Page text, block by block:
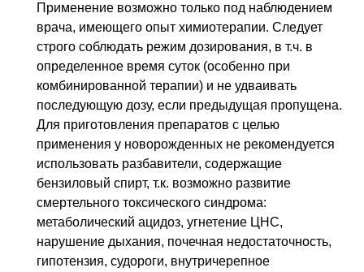
Применение возможно только под наблюдением
врача, имеющего опыт химиотерапии. Следует
строго соблюдать режим дозирования, в т.ч. в
определенное время суток (особенно при
комбинированной терапии) и не удваивать
последующую дозу, если предыдущая пропущена.
Для приготовления препаратов с целью
применения у новорожденных не рекомендуется
использовать разбавители, содержащие
бензиловый спирт, т.к. возможно развитие
смертельного токсического синдрома:
метаболический ацидоз, угнетение ЦНС,
нарушение дыхания, почечная недостаточность,
гипотензия, судороги, внутричерепное